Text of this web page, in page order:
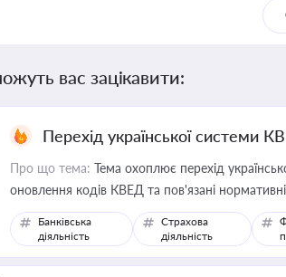
вас зацікавити:
Перехід української системи
Про що тема: Тема охоплює перехід
оновлення кодів КВЕД та пов'язані
Банківська
діяльність
Страхова
діяльність